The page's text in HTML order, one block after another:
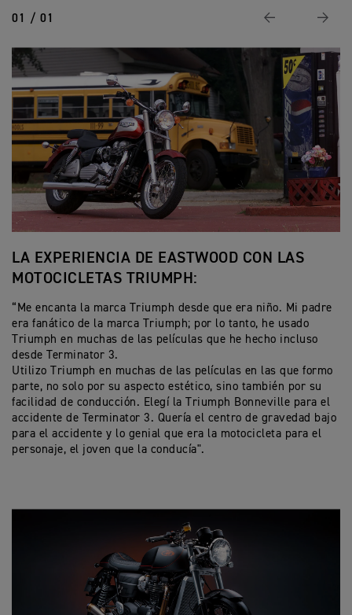
01 / 01 Anterior
LA EXPERIENCIA DE EASTWOOD CON LAS
MOTOCICLETAS TRIUMPH:
“Me encanta la marca Triumph desde que era niño. Mi padre
era fanático de la marca Triumph; por lo tanto, he usado
Triumph en muchas de las películas que he hecho incluso
desde Terminator 3.
Utilizo Triumph en muchas de las películas en las que formo
parte, no solo por su aspecto estético, sino también por su
facilidad de conducción. Elegí la Triumph Bonneville para el
accidente de Terminator 3. Quería el centro de gravedad bajo
para el accidente y lo genial que era la motocicleta para el
personaje, el joven que la conducía".